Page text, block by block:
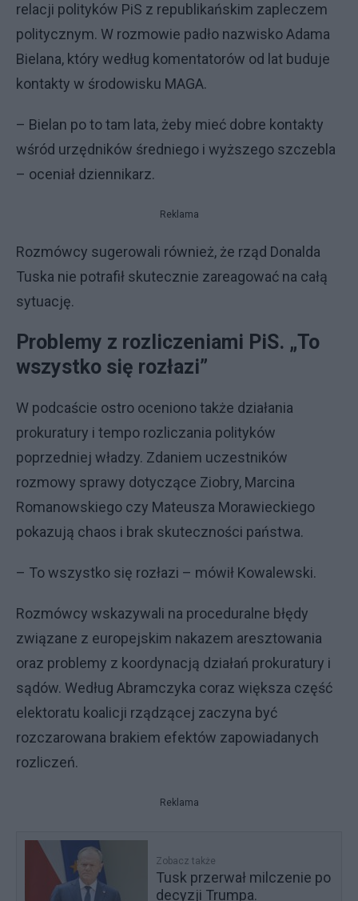
relacji polityków PiS z republikańskim zapleczem
politycznym. W rozmowie padło nazwisko Adama
Bielana, który według komentatorów od lat buduje
kontakty w środowisku MAGA.
– Bielan po to tam lata, żeby mieć dobre kontakty
wśród urzędników średniego i wyższego szczebla
– oceniał dziennikarz.
Reklama
Rozmówcy sugerowali również, że rząd Donalda
Tuska nie potrafił skutecznie zareagować na całą
sytuację.
Problemy z rozliczeniami PiS. „To
wszystko się rozłazi”
W podcaście ostro oceniono także działania
prokuratury i tempo rozliczania polityków
poprzedniej władzy. Zdaniem uczestników
rozmowy sprawy dotyczące Ziobry, Marcina
Romanowskiego czy Mateusza Morawieckiego
pokazują chaos i brak skuteczności państwa.
– To wszystko się rozłazi – mówił Kowalewski.
Rozmówcy wskazywali na proceduralne błędy
związane z europejskim nakazem aresztowania
oraz problemy z koordynacją działań prokuratury i
sądów. Według Abramczyka coraz większa część
elektoratu koalicji rządzącej zaczyna być
rozczarowana brakiem efektów zapowiadanych
rozliczeń.
Reklama
Zobacz także
Tusk przerwał milczenie po
decyzji Trumpa.